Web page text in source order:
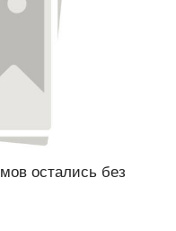
остались без